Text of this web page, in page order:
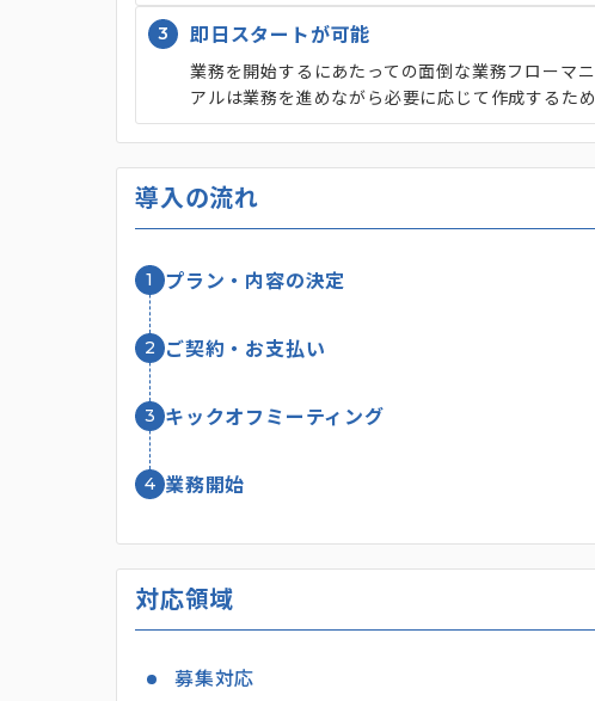
3 即日スタートが可能
業務を開始するにあたっての面倒な業務フローマ
アルは業務を進めながら必要に応じて作成するた
導入の流れ
1 プラン・内容の決定
2 ご契約・お支払い
3 キックオフミーティング
4 業務開始
対応領域
募集対応